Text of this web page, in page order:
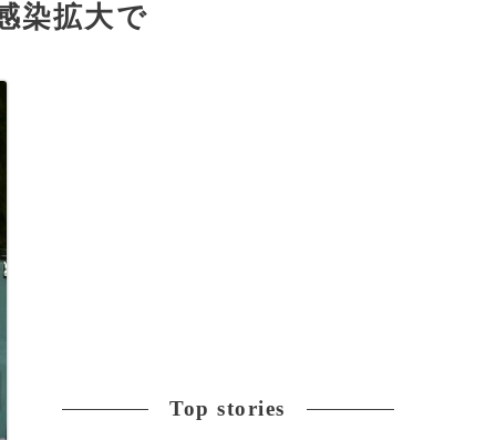
染拡大で
Top stories